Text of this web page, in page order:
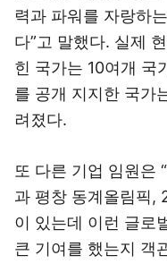
력과 파워를 자랑하
다”고 말했다. 실제
힌 국가는 10여개 국
를 공개 지지한 국가
려졌다.
또 다른 기업 임원은
과 평창 동계올림픽,
이 있는데 이런 글로
큰 기여를 했는지 객